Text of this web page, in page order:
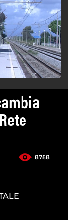
8788